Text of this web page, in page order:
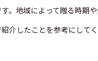
。地域によって贈る時期
介したことを参考にしてく